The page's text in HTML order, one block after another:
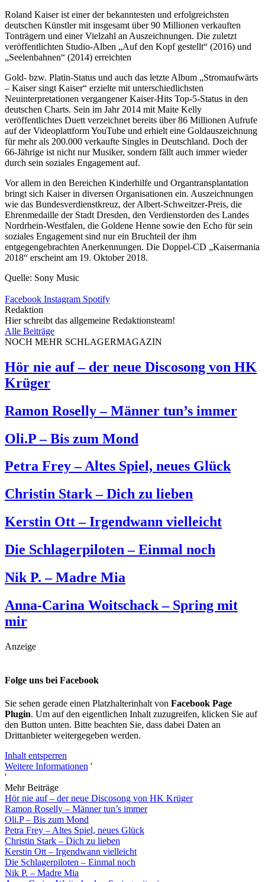
Roland Kaiser ist einer der bekanntesten und erfolgreichsten
deutschen Künstler mit insgesamt über 90 Millionen verkauften
Tonträgern und einer Vielzahl an Auszeichnungen. Die zuletzt
veröffentlichten Studio-Alben „Auf den Kopf gestellt“ (2016) und
„Seelenbahnen“ (2014) erreichten
Gold- bzw. Platin-Status und auch das letzte Album „Stromaufwärts
– Kaiser singt Kaiser“ erzielte mit unterschiedlichsten
Neuinterpretationen vergangener Kaiser-Hits Top-5-Status in den
deutschen Charts. Sein im Jahr 2014 mit Maite Kelly
veröffentlichtes Duett verzeichnet bereits über 86 Millionen Aufrufe
auf der Videoplattform YouTube und erhielt eine Goldauszeichnung
für mehr als 200.000 verkaufte Singles in Deutschland. Doch der
66-Jährige ist nicht nur Musiker, sondern fällt auch immer wieder
durch sein soziales Engagement auf.
Vor allem in den Bereichen Kinderhilfe und Organtransplantation
bringt sich Kaiser in diversen Organisationen ein. Auszeichnungen
wie das Bundesverdienstkreuz, der Albert-Schweitzer-Preis, die
Ehrenmedaille der Stadt Dresden, den Verdienstorden des Landes
Nordrhein-Westfalen, die Goldene Henne sowie den Echo für sein
soziales Engagement sind nur ein Bruchteil der ihm
entgegengebrachten Anerkennungen. Die Doppel-CD „Kaisermania
2018“ erscheint am 19. Oktober 2018.
Quelle: Sony Music
Facebook Instagram Spotify
Redaktion
Hier schreibt das allgemeine Redaktionsteam!
Alle Beiträge
NOCH MEHR SCHLAGERMAGAZIN
Hör nie auf – der neue Discosong von HK
Krüger
Ramon Roselly – Männer tun’s immer
Oli.P – Bis zum Mond
Petra Frey – Altes Spiel, neues Glück
Christin Stark – Dich zu lieben
Kerstin Ott – Irgendwann vielleicht
Die Schlagerpiloten – Einmal noch
Nik P. – Madre Mia
Anna-Carina Woitschack – Spring mit
mir
Anzeige
Folge uns bei Facebook
Sie sehen gerade einen Platzhalterinhalt von Facebook Page
Plugin. Um auf den eigentlichen Inhalt zuzugreifen, klicken Sie auf
den Button unten. Bitte beachten Sie, dass dabei Daten an
Drittanbieter weitergegeben werden.
Inhalt entsperren
Weitere Informationen '
'
Mehr Beiträge
Hör nie auf – der neue Discosong von HK Krüger
Ramon Roselly – Männer tun’s immer
Oli.P – Bis zum Mond
Petra Frey – Altes Spiel, neues Glück
Christin Stark – Dich zu lieben
Kerstin Ott – Irgendwann vielleicht
Die Schlagerpiloten – Einmal noch
Nik P. – Madre Mia